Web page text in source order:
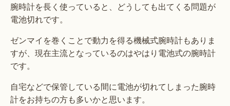
腕時計を長く使っていると、どうしても出てくる問題が
電池切れです。
ゼンマイを巻くことで動力を得る機械式腕時計もありま
すが、現在主流となっているのはやはり電池式の腕時計
です。
自宅などで保管している間に電池が切れてしまった腕時
計をお持ちの方も多いかと思います。